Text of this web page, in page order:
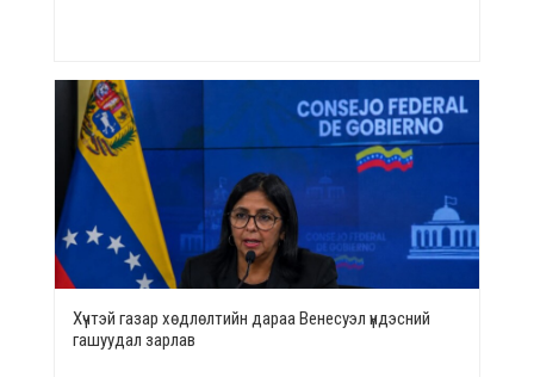
Хүчтэй газар хөдлөлтийн дараа Венесуэл үндэсний
гашуудал зарлав